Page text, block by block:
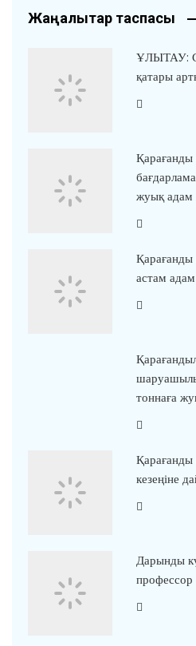
Жаңалықтар таспасы
ҰЛЫТАУ:
қатары
жуық адам
астам адам
тоннаға
кезеңіне
Дарынды
профессор